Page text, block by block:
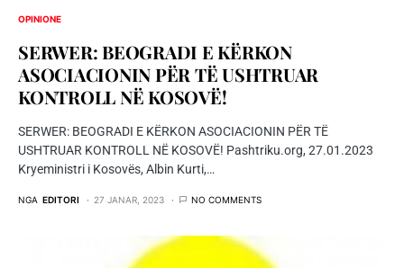
OPINIONE
SERWER: BEOGRADI E KËRKON
ASOCIACIONIN PËR TË USHTRUAR
KONTROLL NË KOSOVË!
SERWER: BEOGRADI E KËRKON ASOCIACIONIN PËR TË
USHTRUAR KONTROLL NË KOSOVË! Pashtriku.org, 27.01.2023
Kryeministri i Kosovës, Albin Kurti,…
NGA EDITORI 27 JANAR, 2023 NO COMMENTS